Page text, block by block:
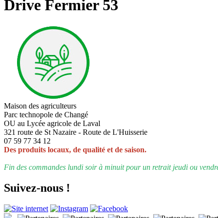
Drive Fermier 53
Maison des agriculteurs
Parc technopole de Changé
OU au Lycée agricole de Laval
321 route de St Nazaire - Route de L'Huisserie
07 59 77 34 12
Des produits locaux, de qualité et de saison.
Fin des commandes lundi soir à minuit pour un retrait jeudi ou
Suivez-nous !